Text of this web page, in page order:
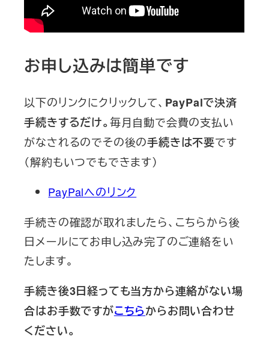
お申し込みは簡単です
以下のリンクにクリックして、 PayPalで決済
手続きするだけ。毎月自動で会費の支払い
がなされるのでその後の手続きは不要です
（解約もいつでもできます）
PayPalへのリンク
手続きの確認が取れましたら、こちらから後
日メールにてお申し込み完了のご連絡をい
たします。
手続き後3日経っても当方から連絡がない場
合はお手数ですがこちらからお問い合わせ
ください。